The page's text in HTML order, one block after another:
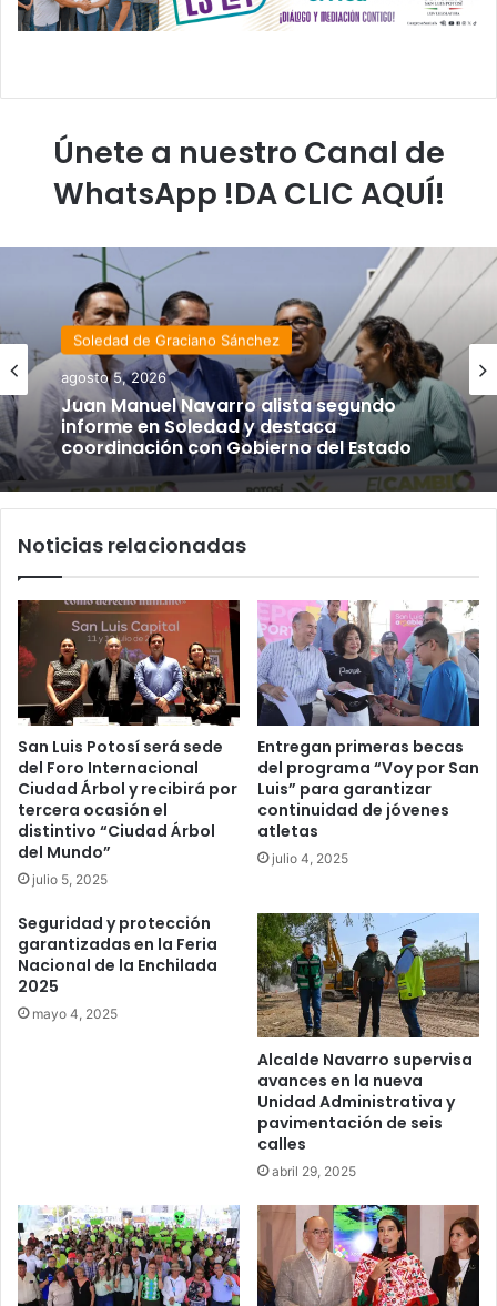
Únete a nuestro Canal de
WhatsApp !DA CLIC AQUÍ!
Soledad de Graciano Sánchez
agosto 5, 2026
Juan Manuel Navarro alista segundo
informe en Soledad y destaca
coordinación con Gobierno del Estado
Noticias relacionadas
San Luis Potosí será sede
del Foro Internacional
Ciudad Árbol y recibirá por
tercera ocasión el
distintivo “Ciudad Árbol
del Mundo”
julio 5, 2025
Entregan primeras becas
del programa “Voy por San
Luis” para garantizar
continuidad de jóvenes
atletas
julio 4, 2025
Seguridad y protección
garantizadas en la Feria
Nacional de la Enchilada
2025
mayo 4, 2025
Alcalde Navarro supervisa
avances en la nueva
Unidad Administrativa y
pavimentación de seis
calles
abril 29, 2025